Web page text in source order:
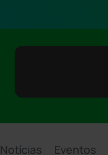
Notícias Eventos